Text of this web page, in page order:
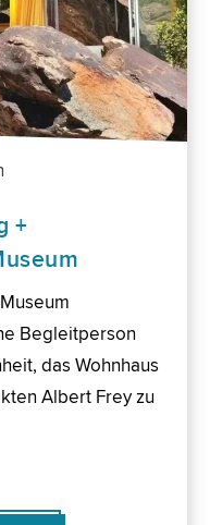
+
Begleitperson
das Wohnhaus
Albert Frey zu